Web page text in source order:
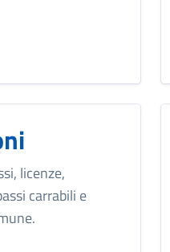
licenze,
carrabili e